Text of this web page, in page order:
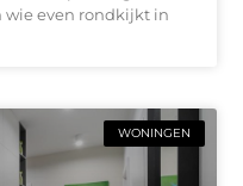
wie even rondkijkt in
WONINGEN